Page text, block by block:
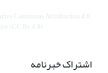
اشتراک خبرنامه